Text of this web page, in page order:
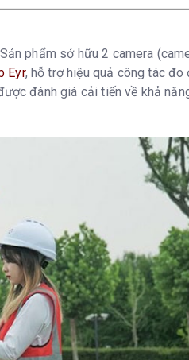
phẩm sở hữu 2 camera
Eyr, hỗ trợ hiệu quả công tác
đánh giá cải tiến về khả